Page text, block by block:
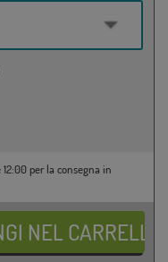
per la consegna in